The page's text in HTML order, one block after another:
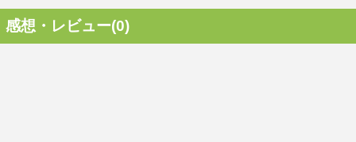
感想・レビュー(0)